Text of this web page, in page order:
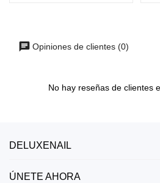
Opiniones de clientes (0)
No hay reseñas de clientes
DELUXENAIL
ÚNETE AHORA